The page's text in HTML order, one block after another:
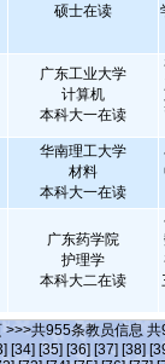
硕士在读
广东工业大学
计算机
本科大一在读
华南理工大学
材料
本科大一在读
广东药学院
护理学
本科大二在读
>>>共955条教员信息 共
[34] [35] [36] [37] [38]